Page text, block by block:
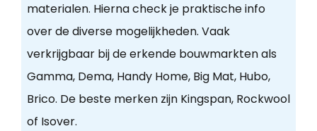
materialen. Hierna check je praktische info
over de diverse mogelijkheden. Vaak
verkrijgbaar bij de erkende bouwmarkten als
Gamma, Dema, Handy Home, Big Mat, Hubo,
Brico. De beste merken zijn Kingspan, Rockwool
of Isover.